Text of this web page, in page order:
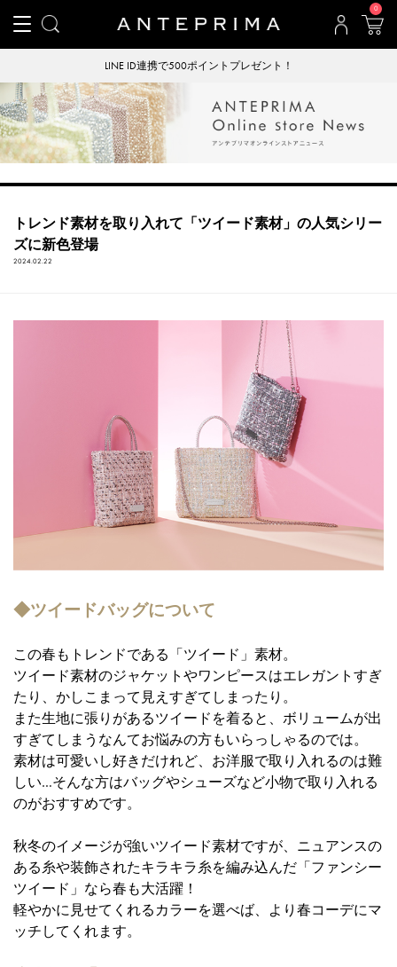
0
LINE ID連携で500ポイントプレゼント！
トレンド素材を取り入れて「ツイード素材」の人気シリー
ズに新色登場
2024.02.22
◆ツイードバッグについて
この春もトレンドである「ツイード」素材。
ツイード素材のジャケットやワンピースはエレガントすぎ
たり、かしこまって見えすぎてしまったり。
また生地に張りがあるツイードを着ると、ボリュームが出
すぎてしまうなんてお悩みの方もいらっしゃるのでは。
素材は可愛いし好きだけれど、お洋服で取り入れるのは難
しい…そんな方はバッグやシューズなど小物で取り入れる
のがおすすめです。
秋冬のイメージが強いツイード素材ですが、ニュアンスの
ある糸や装飾されたキラキラ糸を編み込んだ「ファンシー
ツイード」なら春も大活躍！
軽やかに見せてくれるカラーを選べば、より春コーデにマ
ッチしてくれます。